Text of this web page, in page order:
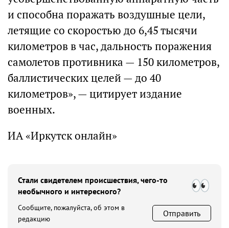
и способна поражать воздушные цели,
летящие со скоростью до 6,45 тысячи
километров в час, дальность поражения
самолетов противника — 150 километров,
баллистических целей — до 40
километров», — цитирует издание
военных.
ИА «Иркутск онлайн»
Стали свидетелем происшествия, чего-то
необычного и интересного?
Сообщите, пожалуйста, об этом в
редакцию
Отправить